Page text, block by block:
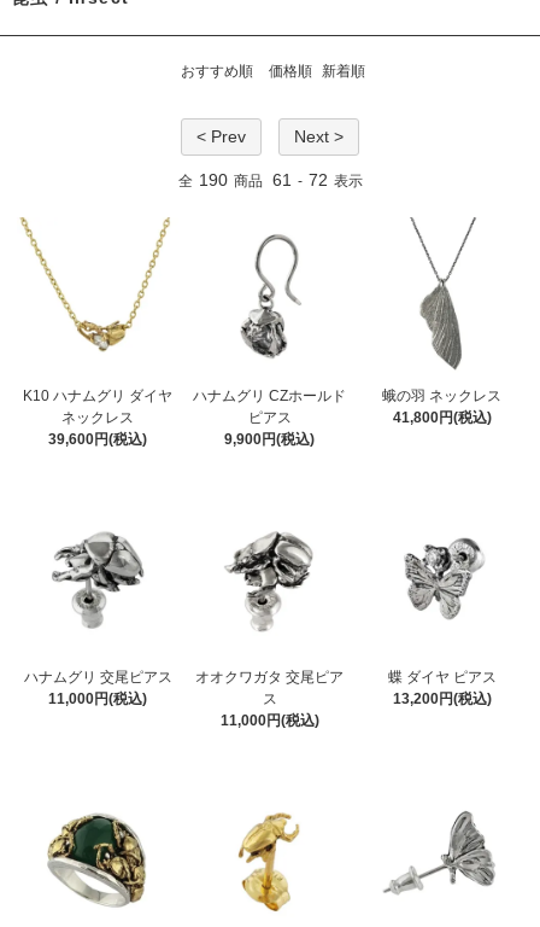
おすすめ順 価格順 新着順
< Prev Next >
全 190 商品 61 - 72 表示
K10 ハナムグリ ダイヤ
ネックレス
39,600円(税込)
ハナムグリ CZホールド
ピアス
9,900円(税込)
蛾の羽 ネックレス
41,800円(税込)
ハナムグリ 交尾ピアス
11,000円(税込)
オオクワガタ 交尾ピア
ス
11,000円(税込)
蝶 ダイヤ ピアス
13,200円(税込)